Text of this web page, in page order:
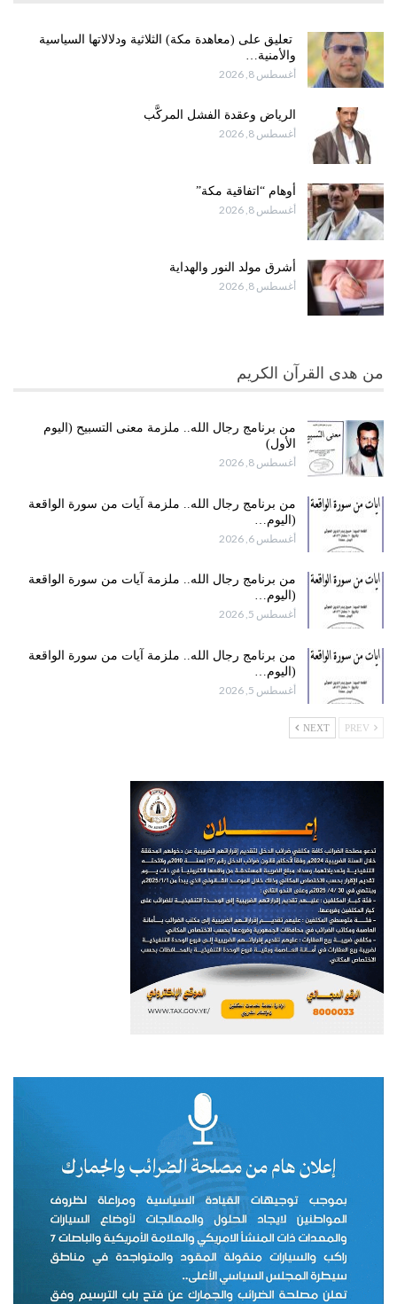
تعليق على (معاهدة مكة) الثلاثية ودلالاتها السياسية
والأمنية…
أغسطس 8, 2026
الرياض وعقدة الفشل المركَّب
أغسطس 8, 2026
أوهام “اتفاقية مكة”
أغسطس 8, 2026
أشرق مولد النور والهداية
أغسطس 8, 2026
من هدى القرآن الكريم
من برنامج رجال الله.. ملزمة معنى التسبيح (اليوم
الأول)
أغسطس 8, 2026
من برنامج رجال الله.. ملزمة آيات من سورة الواقعة
(اليوم…
أغسطس 6, 2026
من برنامج رجال الله.. ملزمة آيات من سورة الواقعة
(اليوم…
أغسطس 5, 2026
من برنامج رجال الله.. ملزمة آيات من سورة الواقعة
(اليوم…
أغسطس 5, 2026
NEXT